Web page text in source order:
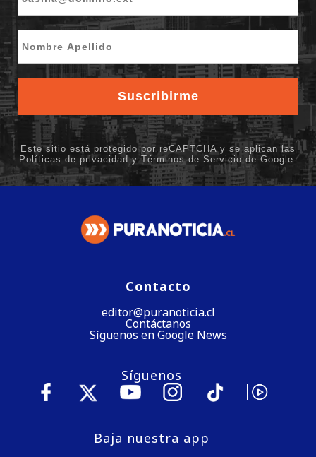
Contacto
editor@puranoticia.cl
Contáctanos
Síguenos en Google News
Síguenos
Baja nuestra app